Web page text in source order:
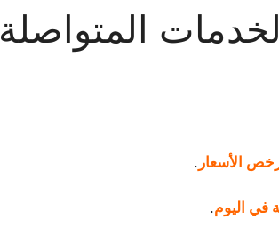
مع أسرع الخدمات المتواصلة
الأسعار .
.